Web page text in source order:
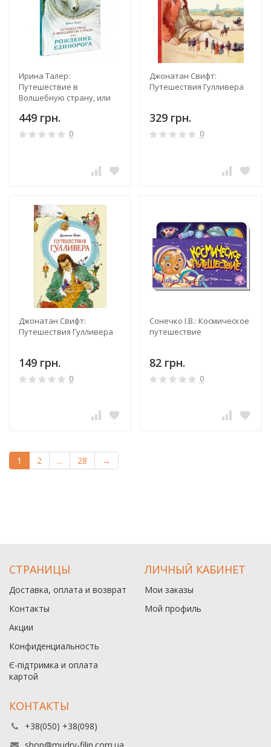
Ирина Талер:
Путешествие в
Волшебную страну, или
449 грн.
0
Джонатан Свифт:
Путешествия Гулливера
329 грн.
0
Джонатан Свифт:
Путешествия Гулливера
149 грн.
0
Сонечко І.В.: Космическое
путешествие
82 грн.
0
1 2 ... 28 →
СТРАНИЦЫ
Доставка, оплата и возврат
Контакты
Акции
Конфиденциальность
Є-підтримка и оплата
картой
ЛИЧНЫЙ КАБИНЕТ
Мои заказы
Мой профиль
КОНТАКТЫ
+38(050) +38(098)